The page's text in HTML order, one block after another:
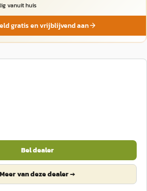
vanuit huis
gratis en vrijblijvend aan
Bel dealer
Meer van deze dealer →